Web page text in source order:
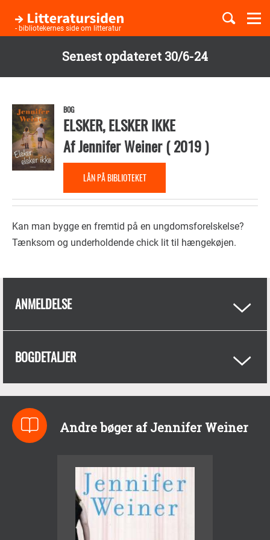
Senest opdateret 30/6-24
hovedindhold
- bibliotekernes side om litteratur
Børnebøger
Temaer
BOG
ELSKER, ELSKER IKKE
AfJennifer Weiner(2019)
LÅN PÅ BIBLIOTEKET
Kan man bygge en fremtid på en ungdomsforelskelse?
Tænksom og underholdende chick lit til hængekøjen.
ANMELDELSE
BOGDETALJER
Andre bøger af Jennifer Weiner